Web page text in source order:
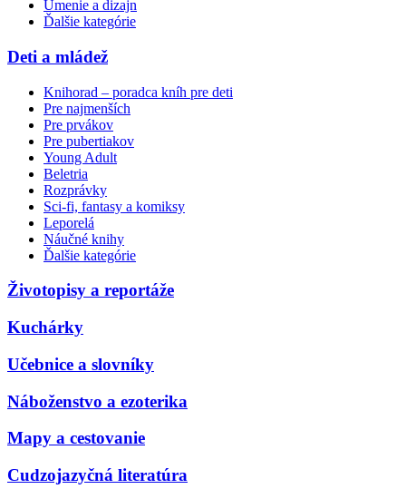
Umenie a dizajn
Ďalšie kategórie
Deti a mládež
Knihorad – poradca kníh pre deti
Pre najmenších
Pre prvákov
Pre pubertiakov
Young Adult
Beletria
Rozprávky
Sci-fi, fantasy a komiksy
Leporelá
Náučné knihy
Ďalšie kategórie
Životopisy a reportáže
Kuchárky
Učebnice a slovníky
Náboženstvo a ezoterika
Mapy a cestovanie
Cudzojazyčná literatúra